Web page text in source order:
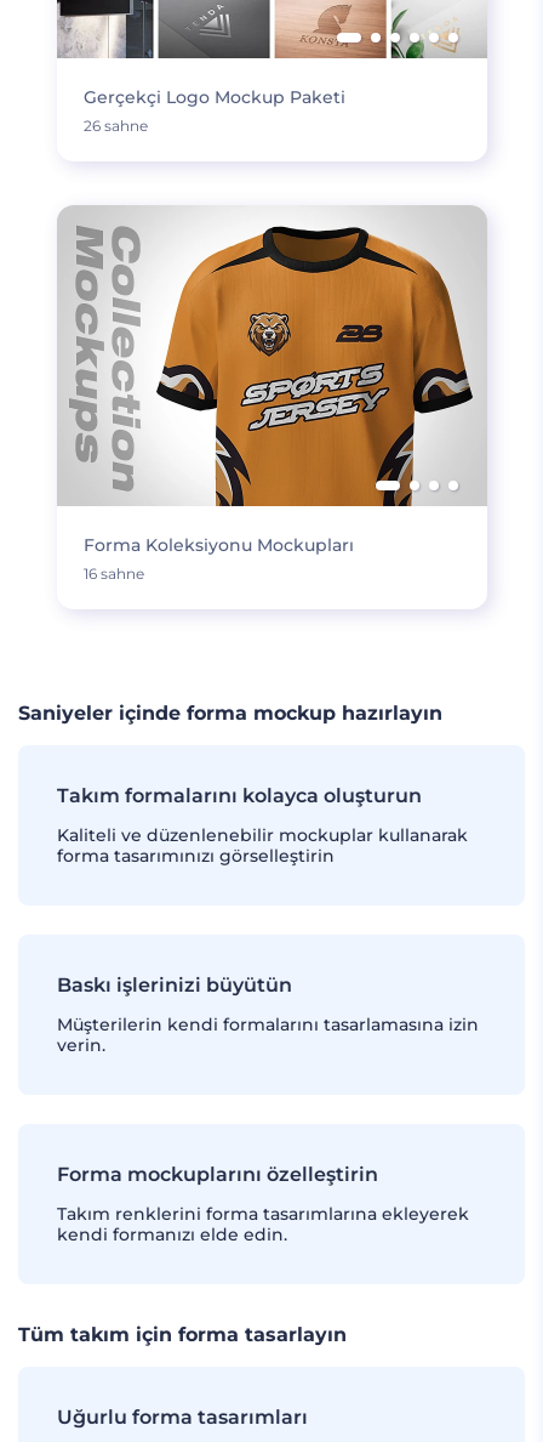
Gerçekçi Logo Mockup Paketi
26 sahne
Forma Koleksiyonu Mockupları
16 sahne
Saniyeler içinde forma mockup hazırlayın
Takım formalarını kolayca oluşturun
Kaliteli ve düzenlenebilir mockuplar kullanarak
forma tasarımınızı görselleştirin
Baskı işlerinizi büyütün
Müşterilerin kendi formalarını tasarlamasına izin
verin.
Forma mockuplarını özelleştirin
Takım renklerini forma tasarımlarına ekleyerek
kendi formanızı elde edin.
Tüm takım için forma tasarlayın
Uğurlu forma tasarımları